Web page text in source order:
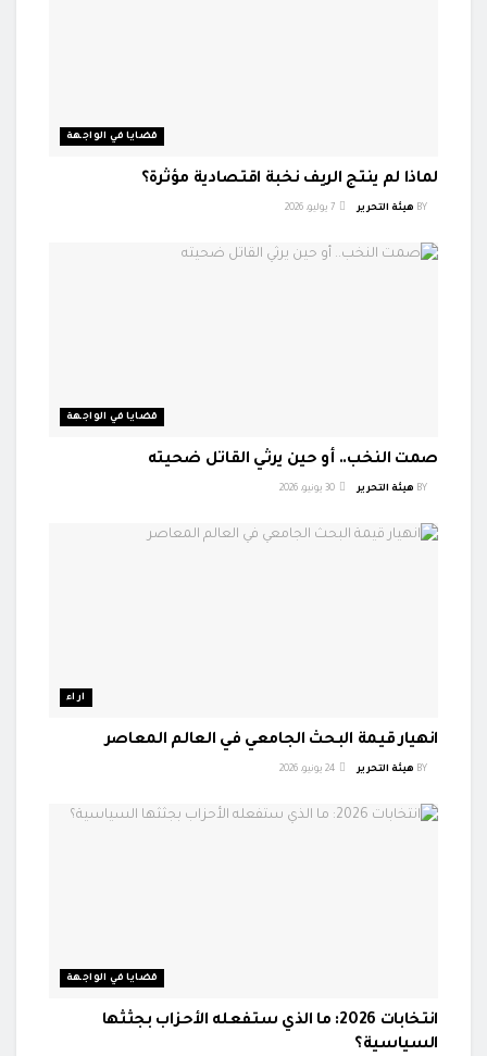
قضايا في الواجهة
لماذا لم ينتج الريف نخبة اقتصادية مؤثرة؟
BY هيئة التحرير
قضايا في الواجهة
صمت النخب.. أو حين يرثي القاتل ضحيته
BY هيئة التحرير
اراء
انهيار قيمة البحث الجامعي في العالم المعاصر
BY هيئة التحرير
قضايا في الواجهة
انتخابات 2026: ما الذي ستفعله الأحزاب بجثثها
السياسية؟